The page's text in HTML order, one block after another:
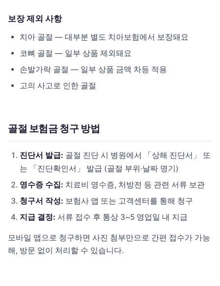
보장 제외 사항
치아 골절 — 대부분 별도 치아보험에서 보장돼요
코뼈 골절 — 일부 상품 제외돼요
손발가락 골절 — 일부 상품 금액 차등 적용
고의 사고로 인한 골절
골절 보험금 청구 방법
진단서 발급: 골절 진단 시 병원에서 「상해 진단서」 또
는 「진단확인서」 발급 (골절 부위·날짜 명기)
영수증 수집: 치료비 영수증, 처방전 등 관련 서류 보관
청구서 작성: 보험사 앱 또는 고객센터를 통해 청구
지급 결정: 서류 접수 후 통상 3~5 영업일 내 지급
모바일 앱으로 청구하면 사진 첨부만으로 간편 접수가 가능
해, 방문 없이 처리할 수 있습니다.